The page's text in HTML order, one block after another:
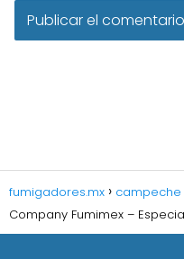
fumigadores.mx campeche
Company Fumimex –